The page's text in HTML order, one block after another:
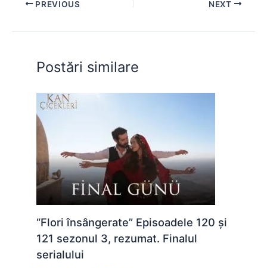
o
o
k
p
p
n
g
er
PREVIOUS NEXT
Postări similare
“Flori însângerate” Episoadele 120 și
121 sezonul 3, rezumat. Finalul
serialului